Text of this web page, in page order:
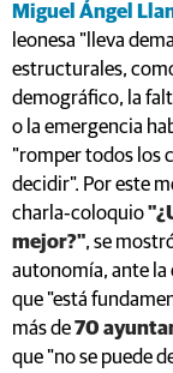
Miguel Ángel
leonesa "lleva
estructurales,
demográfico, la
o la emergencia
"romper todos los
decidir". Por este
charla‑coloquio
mejor?", se
autonomía, ante la
que "está
más de70
que "no se puede